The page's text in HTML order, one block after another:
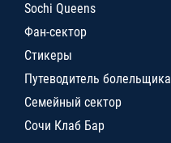
Sochi Queens
Фан-сектор
Стикеры
Путеводитель болельщика
Семейный сектор
Сочи Клаб Бар